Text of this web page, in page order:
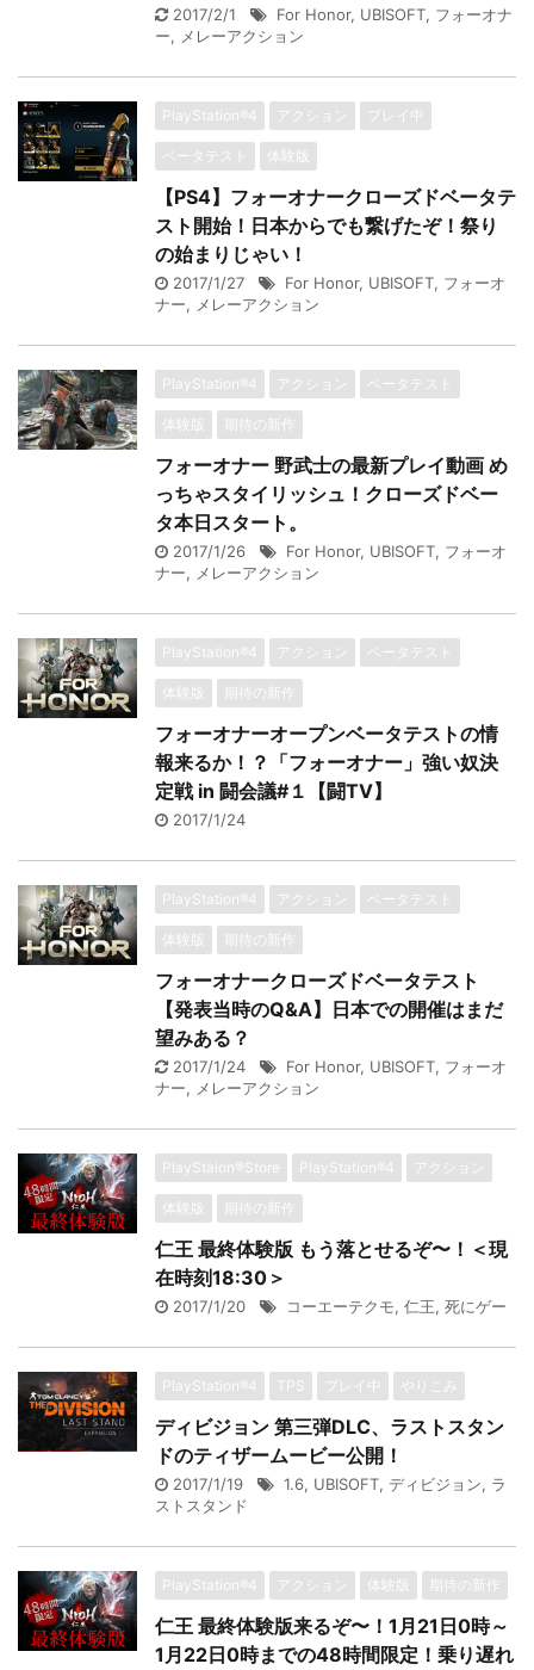
2017/2/1 For Honor, UBISOFT, フォーオナ
ー, メレーアクション
PlayStation®4 アクション プレイ中
ベータテスト 体験版
【PS4】フォーオナークローズドベータテ
スト開始！日本からでも繋げたぞ！祭り
の始まりじゃい！
2017/1/27 For Honor, UBISOFT, フォーオ
ナー, メレーアクション
PlayStation®4 アクション ベータテスト
体験版 期待の新作
フォーオナー 野武士の最新プレイ動画 め
っちゃスタイリッシュ！クローズドベー
タ本日スタート。
2017/1/26 For Honor, UBISOFT, フォーオ
ナー, メレーアクション
PlayStation®4 アクション ベータテスト
体験版 期待の新作
フォーオナーオープンベータテストの情
報来るか！？「フォーオナー」強い奴決
定戦 in 闘会議#１【闘TV】
2017/1/24
PlayStation®4 アクション ベータテスト
体験版 期待の新作
フォーオナークローズドベータテスト
【発表当時のQ&A】日本での開催はまだ
望みある？
2017/1/24 For Honor, UBISOFT, フォーオ
ナー, メレーアクション
PlayStaion®Store PlayStation®4 アクション
体験版 期待の新作
仁王 最終体験版 もう落とせるぞ〜！＜現
在時刻18:30＞
2017/1/20 コーエーテクモ, 仁王, 死にゲー
PlayStation®4 TPS プレイ中 やりこみ
ディビジョン 第三弾DLC、ラストスタン
ドのティザームービー公開！
2017/1/19 1.6, UBISOFT, ディビジョン, ラ
ストスタンド
PlayStation®4 アクション 体験版 期待の新作
仁王 最終体験版来るぞ〜！1月21日0時～
1月22日0時までの48時間限定！乗り遅れ